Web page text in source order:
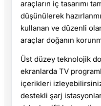
araçların iç tasarımı
düşünülerek
kullanan ve düzenli
araçlar doğanın
Üst düzey teknolojik
ekranlarda TV
içerikleri
destekli şarj